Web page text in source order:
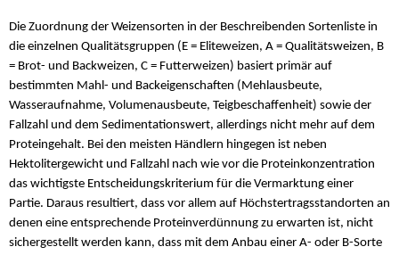
Die Zuordnung der Weizensorten in der Beschreibenden Sortenliste in
die einzelnen Qualitätsgruppen (E = Eliteweizen, A = Qualitätsweizen, B
= Brot- und Backweizen, C = Futterweizen) basiert primär auf
bestimmten Mahl- und Backeigenschaften (Mehlausbeute,
Wasseraufnahme, Volumenausbeute, Teigbeschaffenheit) sowie der
Fallzahl und dem Sedimentationswert, allerdings nicht mehr auf dem
Proteingehalt. Bei den meisten Händlern hingegen ist neben
Hektolitergewicht und Fallzahl nach wie vor die Proteinkonzentration
das wichtigste Entscheidungskriterium für die Vermarktung einer
Partie. Daraus resultiert, dass vor allem auf Höchstertragsstandorten an
denen eine entsprechende Proteinverdünnung zu erwarten ist, nicht
sichergestellt werden kann, dass mit dem Anbau einer A- oder B-Sorte